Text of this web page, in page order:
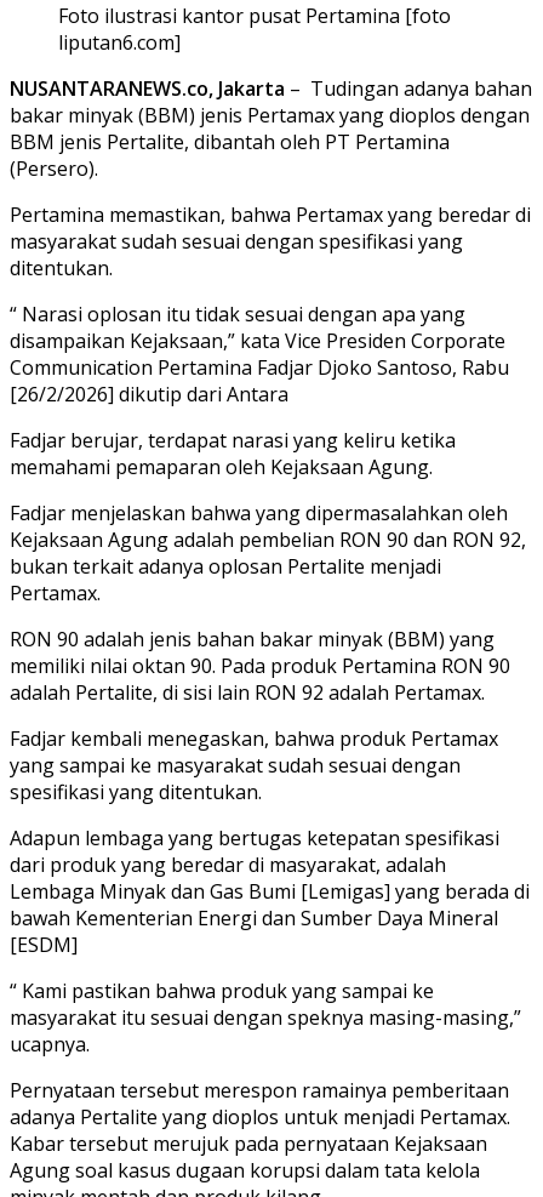
Foto ilustrasi kantor pusat Pertamina [foto
liputan6.com]
NUSANTARANEWS.co, Jakarta – Tudingan adanya bahan
bakar minyak (BBM) jenis Pertamax yang dioplos dengan
BBM jenis Pertalite, dibantah oleh PT Pertamina
(Persero).
Pertamina memastikan, bahwa Pertamax yang beredar di
masyarakat sudah sesuai dengan spesifikasi yang
ditentukan.
“ Narasi oplosan itu tidak sesuai dengan apa yang
disampaikan Kejaksaan,” kata Vice Presiden Corporate
Communication Pertamina Fadjar Djoko Santoso, Rabu
[26/2/2026] dikutip dari Antara
Fadjar berujar, terdapat narasi yang keliru ketika
memahami pemaparan oleh Kejaksaan Agung.
Fadjar menjelaskan bahwa yang dipermasalahkan oleh
Kejaksaan Agung adalah pembelian RON 90 dan RON 92,
bukan terkait adanya oplosan Pertalite menjadi
Pertamax.
RON 90 adalah jenis bahan bakar minyak (BBM) yang
memiliki nilai oktan 90. Pada produk Pertamina RON 90
adalah Pertalite, di sisi lain RON 92 adalah Pertamax.
Fadjar kembali menegaskan, bahwa produk Pertamax
yang sampai ke masyarakat sudah sesuai dengan
spesifikasi yang ditentukan.
Adapun lembaga yang bertugas ketepatan spesifikasi
dari produk yang beredar di masyarakat, adalah
Lembaga Minyak dan Gas Bumi [Lemigas] yang berada di
bawah Kementerian Energi dan Sumber Daya Mineral
[ESDM]
“ Kami pastikan bahwa produk yang sampai ke
masyarakat itu sesuai dengan speknya masing-masing,”
ucapnya.
Pernyataan tersebut merespon ramainya pemberitaan
adanya Pertalite yang dioplos untuk menjadi Pertamax.
Kabar tersebut merujuk pada pernyataan Kejaksaan
Agung soal kasus dugaan korupsi dalam tata kelola